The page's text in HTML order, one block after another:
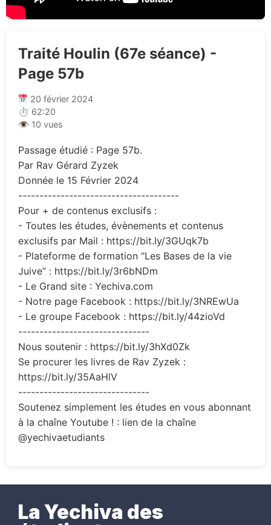
Traité Houlin (67e séance) -
Page 57b
20 février 2024
⏱ 62:20
👁 10 vues
Passage étudié : Page 57b.
Par Rav Gérard Zyzek
Donnée le 15 Février 2024
--------------------------------------
Pour + de contenus exclusifs :
- Toutes les études, évènements et contenus
exclusifs par Mail : https://bit.ly/3GUqk7b
- Plateforme de formation “Les Bases de la vie
Juive” : https://bit.ly/3r6bNDm
- Le Grand site : Yechiva.com
- Notre page Facebook : https://bit.ly/3NREwUa
- Le groupe Facebook : https://bit.ly/44zioVd
-------------------------------
Nous soutenir : https://bit.ly/3hXd0Zk
Se procurer les livres de Rav Zyzek :
https://bit.ly/35AaHlV
-------------------------------
Soutenez simplement les études en vous abonnant
à la chaîne Youtube ! : lien de la chaîne
@yechivaetudiants
La Yechiva des